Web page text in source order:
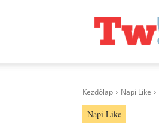
Kezdőlap Napi Like
Napi Like